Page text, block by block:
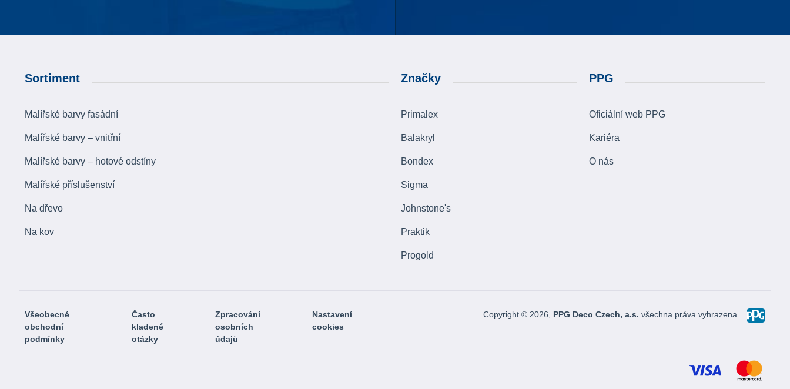
Sortiment
Malířské barvy fasádní
Malířské barvy – vnitřní
Malířské barvy – hotové odstíny
Malířské příslušenství
Na dřevo
Na kov
Značky
Primalex
Balakryl
Bondex
Sigma
Johnstone's
Praktik
Progold
PPG
Oficiální web PPG
Kariéra
O nás
Všeobecné
obchodní
podmínky
Často
kladené
otázky
Zpracování
osobních
údajů
Nastavení
cookies
Copyright © 2026, PPG Deco Czech, a.s. všechna práva vyhrazena